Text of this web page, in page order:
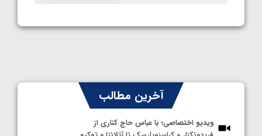
آخرین مطالب
ویدیو اختصاصی؛ با عباس حاج کناری از